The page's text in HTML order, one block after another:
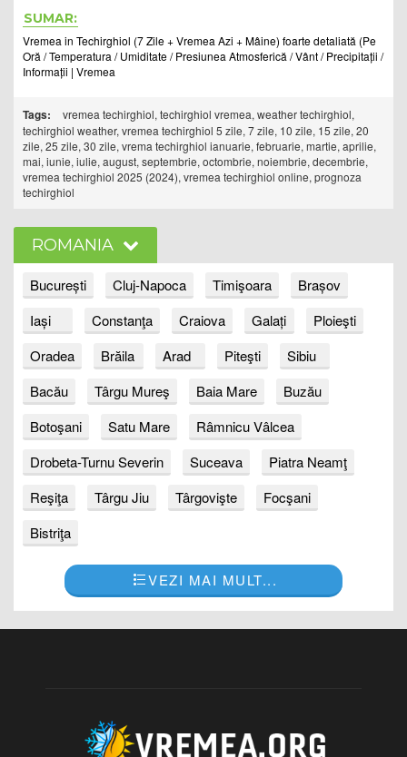
SUMAR:
Vremea in Techirghiol (7 Zile + Vremea Azi + Mâine) foarte detaliată (Pe
Oră / Temperatura / Umiditate / Presiunea Atmosferică / Vânt / Precipitații /
Informații | Vremea
Tags:
vremea techirghiol, techirghiol vremea, weather techirghiol,
techirghiol weather, vremea techirghiol 5 zile, 7 zile, 10 zile, 15 zile, 20
zile, 25 zile, 30 zile, vrema techirghiol ianuarie, februarie, martie, aprilie,
mai, iunie, iulie, august, septembrie, octombrie, noiembrie, decembrie,
vremea techirghiol 2025 (2024), vremea techirghiol online, prognoza
techirghiol
ROMANIA
București Cluj-Napoca Timişoara
Brașov
Iași
Constanţa Craiova Galați
Ploieşti
Oradea
Brăila Arad Piteşti
Sibiu
Bacău
Târgu Mureş Baia Mare
Buzău
Botoşani
Satu Mare
Râmnicu Vâlcea
Drobeta-Turnu Severin
Suceava
Piatra Neamţ
Reşiţa
Târgu Jiu Târgovişte
Focşani
Bistriţa
VEZI MAI MULT...